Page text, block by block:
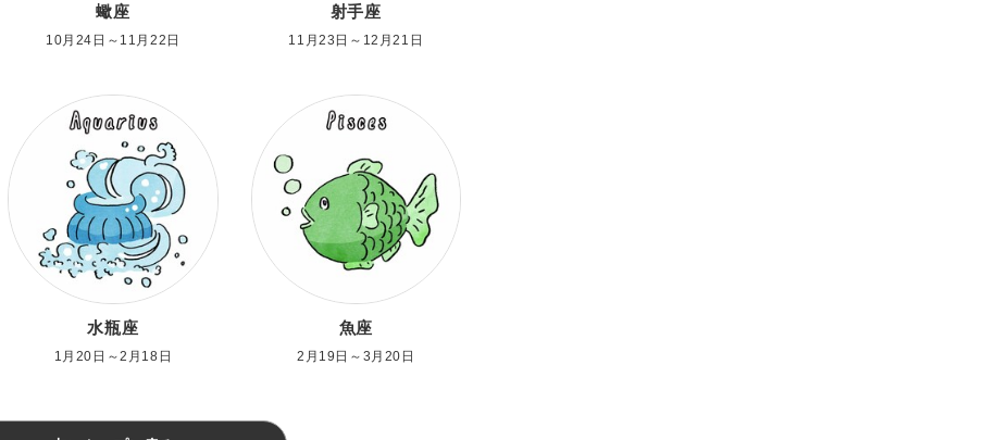
蠍座
10月24日～11月22日
射手座
11月23日～12月21日
水瓶座
1月20日～2月18日
魚座
2月19日～3月20日